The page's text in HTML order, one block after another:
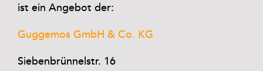
ist ein Angebot der:
Guggemos GmbH & Co. KG
Siebenbrünnelstr. 16